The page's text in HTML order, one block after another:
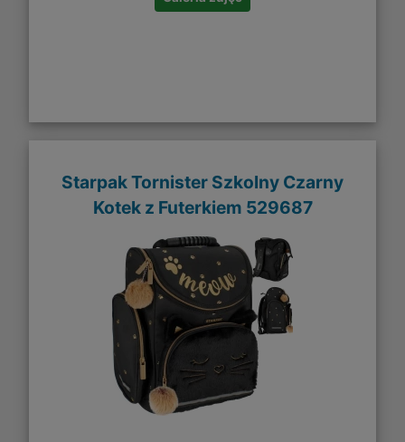
Starpak Tornister Szkolny Czarny
Kotek z Futerkiem 529687